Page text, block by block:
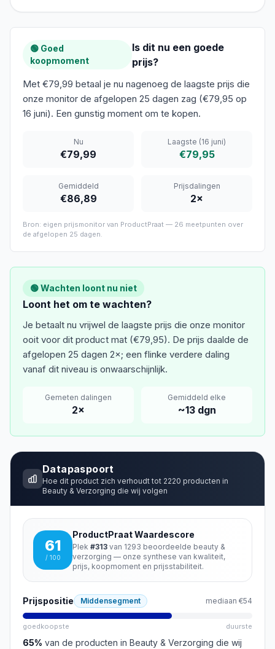
🟢 Goed
koopmoment
Is dit nu een goede
prijs?
Met €79,99 betaal je nu nagenoeg de laagste prijs die
onze monitor de afgelopen 25 dagen zag (€79,95 op
16 juni). Een gunstig moment om te kopen.
Nu
€79,99
Laagste (16 juni)
€79,95
Gemiddeld
€86,89
Prijsdalingen
2×
Bron: eigen prijsmonitor van ProductPraat — 26 meetpunten over
de afgelopen 25 dagen.
🟢 Wachten loont nu niet
Loont het om te wachten?
Je betaalt nu vrijwel de laagste prijs die onze monitor
ooit voor dit product mat (€79,95). De prijs daalde de
afgelopen 25 dagen 2×; een flinke verdere daling
vanaf dit niveau is onwaarschijnlijk.
Gemeten dalingen
2×
Gemiddeld elke
~13dgn
Datapaspoort
Hoe dit product zich verhoudt tot 2220 producten in
Beauty & Verzorging die wij volgen
61
/ 100
ProductPraat Waardescore
Plek #313 van 1293 beoordeelde beauty &
verzorging — onze synthese van kwaliteit,
prijs, koopmoment en prijsstabiliteit.
Prijspositie Middensegment mediaan €54
goedkoopste duurste
65% van de producten in Beauty & Verzorging die wij